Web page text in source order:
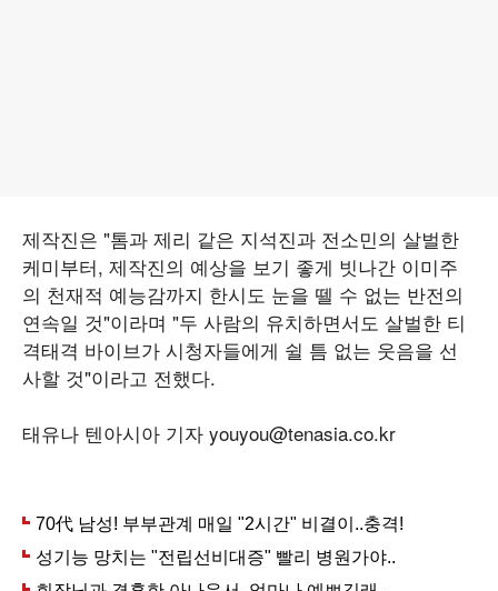
제작진은 "톰과 제리 같은 지석진과 전소민의 살벌한
케미부터, 제작진의 예상을 보기 좋게 빗나간 이미주
의 천재적 예능감까지 한시도 눈을 뗄 수 없는 반전의
연속일 것"이라며 "두 사람의 유치하면서도 살벌한 티
격태격 바이브가 시청자들에게 쉴 틈 없는 웃음을 선
사할 것"이라고 전했다.
태유나 텐아시아 기자 youyou@tenasia.co.kr